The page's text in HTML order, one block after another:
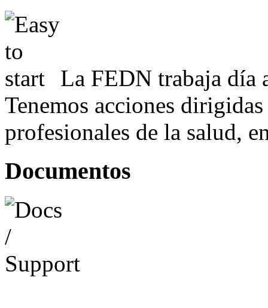
La FEDN trabaja día
Tenemos acciones
profesionales de la salud,
Documentos